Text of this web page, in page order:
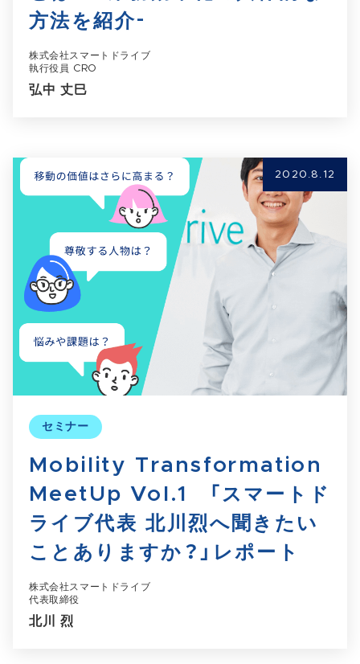
方法を紹介-
株式会社スマートドライブ
執行役員 CRO
弘中 丈巳
セミナー
Mobility Transformation
MeetUp Vol.1 「スマートド
ライブ代表 北川烈へ聞きたい
ことありますか？」レポート
2020.8.12
株式会社スマートドライブ
代表取締役
北川 烈